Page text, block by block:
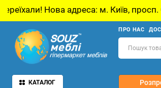
адреса: м. Київ, просп. С. Бандери,
ПРО НАС
КАТАЛОГ